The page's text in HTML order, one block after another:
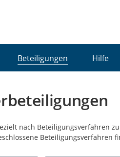
Beteiligungen Hilfe
nach Beteiligungsverfahren
Beteiligungsverfahren